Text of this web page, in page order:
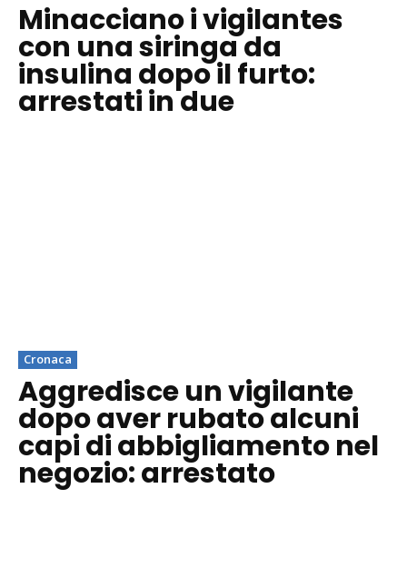
Minacciano i vigilantes
con una siringa da
insulina dopo il furto:
arrestati in due
Cronaca
Aggredisce un vigilante
dopo aver rubato alcuni
capi di abbigliamento nel
negozio: arrestato